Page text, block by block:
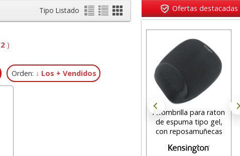
Tipo Listado
2)
Orden: ↓ Los + Vendidos
Ofertas destacadas
Alfombrilla para raton
de espuma tipo gel,
con reposamuñecas